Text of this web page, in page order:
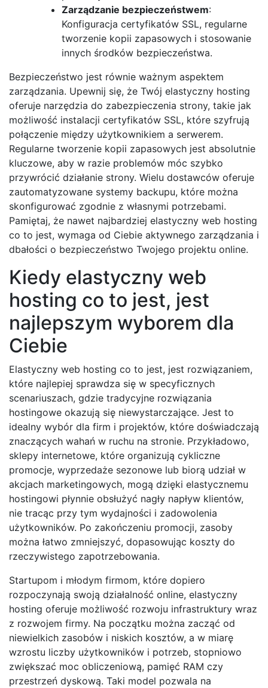
Zarządzanie bezpieczeństwem:
Konfiguracja certyfikatów SSL, regularne
tworzenie kopii zapasowych i stosowanie
innych środków bezpieczeństwa.
Bezpieczeństwo jest równie ważnym aspektem
zarządzania. Upewnij się, że Twój elastyczny hosting
oferuje narzędzia do zabezpieczenia strony, takie jak
możliwość instalacji certyfikatów SSL, które szyfrują
połączenie między użytkownikiem a serwerem.
Regularne tworzenie kopii zapasowych jest absolutnie
kluczowe, aby w razie problemów móc szybko
przywrócić działanie strony. Wielu dostawców oferuje
zautomatyzowane systemy backupu, które można
skonfigurować zgodnie z własnymi potrzebami.
Pamiętaj, że nawet najbardziej elastyczny web hosting
co to jest, wymaga od Ciebie aktywnego zarządzania i
dbałości o bezpieczeństwo Twojego projektu online.
Kiedy elastyczny web
hosting co to jest, jest
najlepszym wyborem dla
Ciebie
Elastyczny web hosting co to jest, jest rozwiązaniem,
które najlepiej sprawdza się w specyficznych
scenariuszach, gdzie tradycyjne rozwiązania
hostingowe okazują się niewystarczające. Jest to
idealny wybór dla firm i projektów, które doświadczają
znaczących wahań w ruchu na stronie. Przykładowo,
sklepy internetowe, które organizują cykliczne
promocje, wyprzedaże sezonowe lub biorą udział w
akcjach marketingowych, mogą dzięki elastycznemu
hostingowi płynnie obsłużyć nagły napływ klientów,
nie tracąc przy tym wydajności i zadowolenia
użytkowników. Po zakończeniu promocji, zasoby
można łatwo zmniejszyć, dopasowując koszty do
rzeczywistego zapotrzebowania.
Startupom i młodym firmom, które dopiero
rozpoczynają swoją działalność online, elastyczny
hosting oferuje możliwość rozwoju infrastruktury wraz
z rozwojem firmy. Na początku można zacząć od
niewielkich zasobów i niskich kosztów, a w miarę
wzrostu liczby użytkowników i potrzeb, stopniowo
zwiększać moc obliczeniową, pamięć RAM czy
przestrzeń dyskową. Taki model pozwala na